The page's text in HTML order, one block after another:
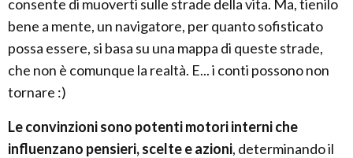
consente di muoverti sulle strade della vita. Ma, tienilo
bene a mente, un navigatore, per quanto sofisticato
possa essere, si basa su una mappa di queste strade,
che non è comunque la realtà. E... i conti possono non
tornare :)
Le convinzioni sono potenti motori interni che
influenzano pensieri, scelte e azioni, determinando il